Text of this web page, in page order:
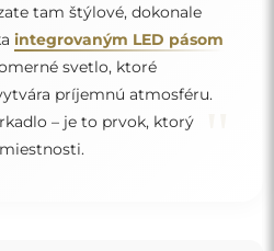
tam štýlové, dokonale
integrovaným LED pásom
svetlo, ktoré
príjemnú atmosféru.
– je to prvok, ktorý